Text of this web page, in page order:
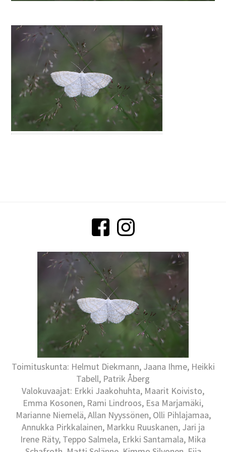
Toimituskunta: Helmut Diekmann, Jaana Ihme, Heikki
Tabell, Patrik Åberg
Valokuvaajat: Erkki Jaakohuhta, Maarit Koivisto,
Emma Kosonen, Rami Lindroos, Esa Marjamäki,
Marianne Niemelä, Allan Nyyssönen, Olli Pihlajamaa,
Annukka Pirkkalainen, Markku Ruuskanen, Jari ja
Irene Räty, Teppo Salmela, Erkki Santamala, Mika